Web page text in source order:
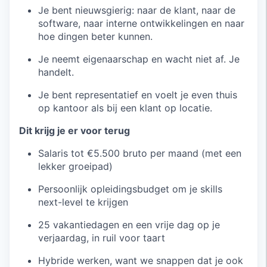
Je bent nieuwsgierig: naar de klant, naar de
software, naar interne ontwikkelingen en naar
hoe dingen beter kunnen.
Je neemt eigenaarschap en wacht niet af. Je
handelt.
Je bent representatief en voelt je even thuis
op kantoor als bij een klant op locatie.
Dit krijg je er voor terug
Salaris tot €5.500 bruto per maand (met een
lekker groeipad)
Persoonlijk opleidingsbudget om je skills
next-level te krijgen
25 vakantiedagen en een vrije dag op je
verjaardag, in ruil voor taart
Hybride werken, want we snappen dat je ook